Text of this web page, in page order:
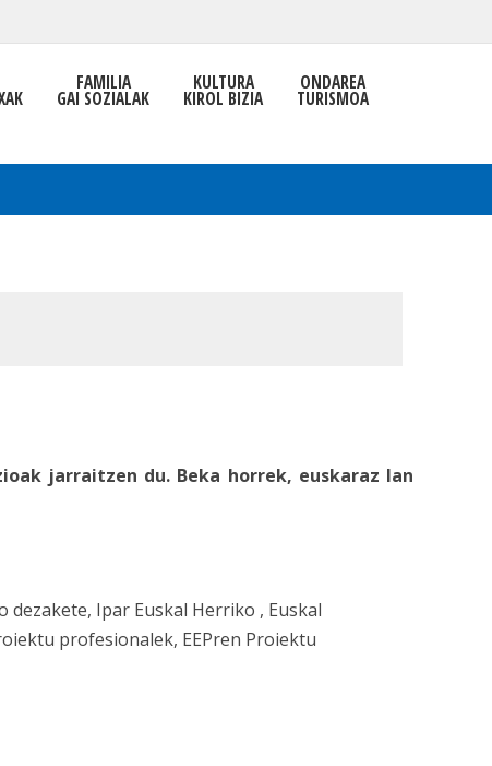
FAMILIA
GAI SOZIALAK
KULTURA
KIROL BIZIA
ONDAREA
TURISMOA
jarraitzen du. Beka horrek, euskaraz lan
Ipar Euskal Herriko , Euskal
profesionalek, EEPren Proiektu